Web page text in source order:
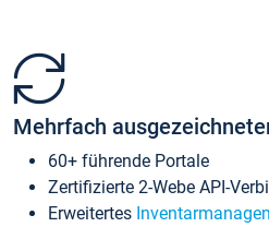
Mehrfach
60+ führende Portale
Zertifizierte 2-Webe API-
Erweitertes